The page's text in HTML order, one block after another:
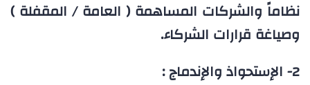
نظاماً والشركات المساهمة ( العامة / المقفلة )
وصياغة قرارات الشركاء.
2- الإستحواذ والإندماج :